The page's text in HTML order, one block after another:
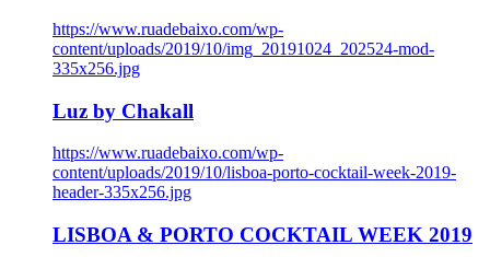
https://www.ruadebaixo.com/wp-
content/uploads/2019/10/img_20191024_202524-mod-
335x256.jpg
Luz by Chakall
https://www.ruadebaixo.com/wp-
content/uploads/2019/10/lisboa-porto-cocktail-week-2019-
header-335x256.jpg
LISBOA & PORTO COCKTAIL WEEK 2019